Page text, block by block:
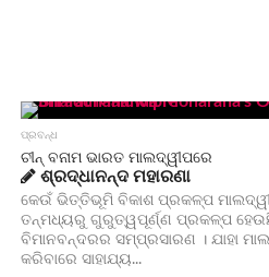
ପ୍ରବନ୍ଧ
ଚୀନ୍ ବନାମ ଭାରତ ମାଲଦ୍ୱୀପରେ
ଶ୍ରଦ୍ଧାନନ୍ଦ ମହାରଣା
କେଉଁ ଭିତ୍ତିଭୂମି ବିକାଶ ପ୍ରକଳ୍ପ
ତନ୍ମଧ୍ୟରୁ ଗୁରୁତ୍ୱପୂର୍ଣ୍ଣ ପ୍ରକଳ୍ପ ହେଉଛି
ବିମାନବନ୍ଦରର ସମ୍ପ୍ରସାରଣ । ଯାହା
କରିବାରେ ସାହାଯ୍ୟ...